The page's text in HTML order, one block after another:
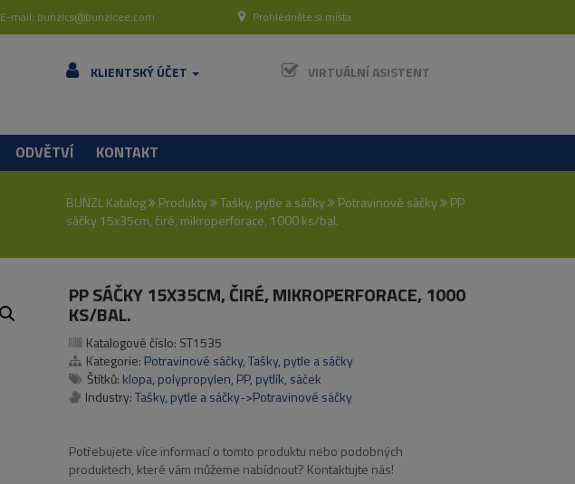
E-mail: bunzlcs@bunzlcee.com Prohlédněte si místa
KLIENTSKÝ ÚČET VIRTUÁLNÍ ASISTENT
ODVĚTVÍ KONTAKT
BUNZL Katalog Produkty Tašky, pytle a sáčky Potravinové sáčky
PP
sáčky 15x35cm, čiré, mikroperforace, 1000 ks/bal.
PP SÁČKY 15X35CM, ČIRÉ, MIKROPERFORACE, 1000
KS/BAL.
Katalogové číslo: ST1535
Kategorie: Potravinové sáčky,Tašky, pytle a sáčky
Štítků: klopa, polypropylen, PP, pytlík, sáček
Industry: Tašky, pytle a sáčky->Potravinové sáčky
Potřebujete více informací o tomto produktu nebo podobných
produktech, které vám můžeme nabídnout? Kontaktujte nás!